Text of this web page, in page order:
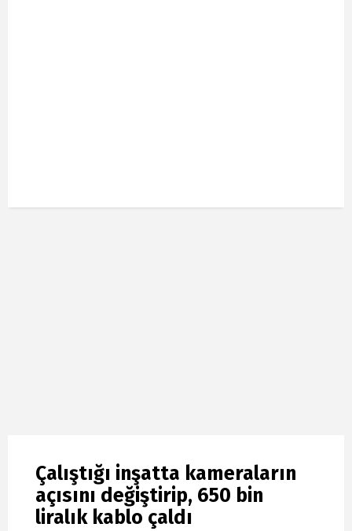
Çalıştığı inşatta kameraların
açısını değiştirip, 650 bin
liralık kablo çaldı